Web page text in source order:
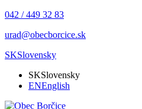
042 / 449 32 83
urad@obecborcice.sk
SKSlovensky
SKSlovensky
ENEnglish